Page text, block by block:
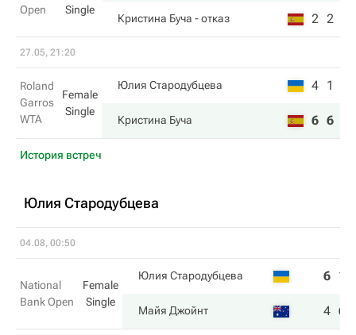
Open
Single
Кристина Буча - отказ 2 2
27.05, 21:20
Roland
Garros
WTA
Female
Single
Юлия Стародубцева 4 1
Кристина Буча 6 6
История встреч
Юлия Стародубцева
04.08, 00:50
National
Bank Open
Female
Single
Юлия Стародубцева 6 1
Майя Джойнт 4 6